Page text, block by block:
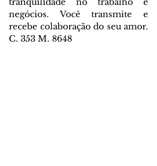
tranquilidade no trabalho e
negócios. Você transmite e
recebe colaboração do seu amor.
C. 353 M. 8648